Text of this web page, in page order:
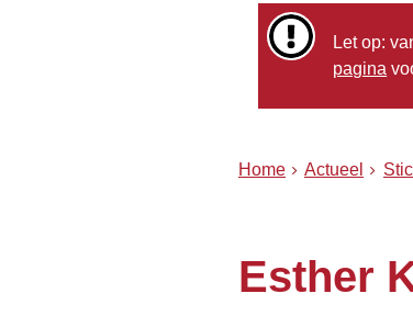
Let op:
pagina
Home Actueel
Esther